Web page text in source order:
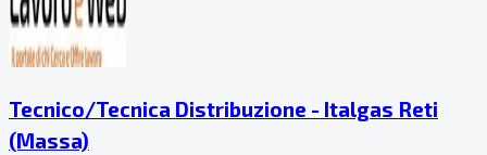
Tecnico/Tecnica Distribuzione - Italgas Reti
(Massa)